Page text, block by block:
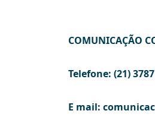
COMUNICAÇÃO
Telefone: (21)
E mail: